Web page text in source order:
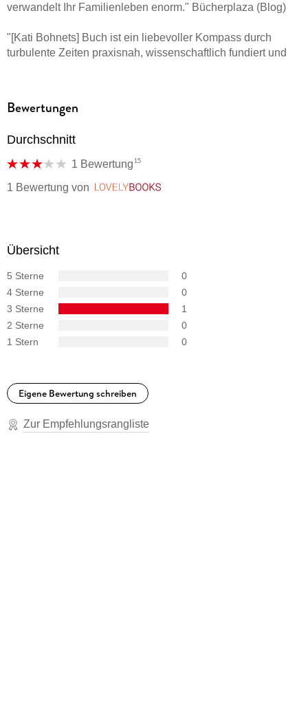
- kurz: es ist für alle Menschen, die mit Kindern Zeit verbringen -
also global betrachtet - für alle. Dr. med. Kerstin Stellermann-
Strehlow, Kinder- und Jugendpsychiaterin und
Traumatherapeutin
autonome Nervensystem und
verwandelt Ihr Familienleben enorm." Bücherplaza (Blog)
"[Kati Bohnets] Buch ist ein liebevoller Kompass durch
turbulente Zeiten praxisnah, wissenschaftlich fundiert und
Bewertungen
Durchschnitt
1 Bewertung 15
1 Bewertung von
Übersicht
5 Sterne
0
4 Sterne
0
3 Sterne
1
2 Sterne
0
1 Stern
0
Eigene Bewertung schreiben
Zur Empfehlungsrangliste